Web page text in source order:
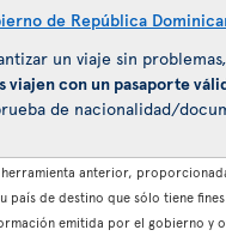
de República
un viaje sin problemas,
viajen con un pasaporte
de nacionalidad/
herramienta anterior,
país de destino que sólo tiene
emitida por el gobierno y